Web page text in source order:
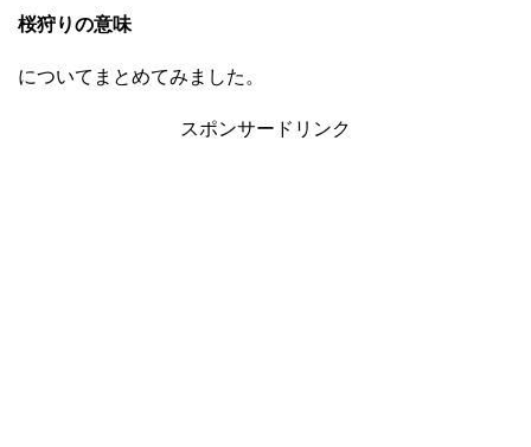
桜狩りの意味
についてまとめてみました。
スポンサードリンク